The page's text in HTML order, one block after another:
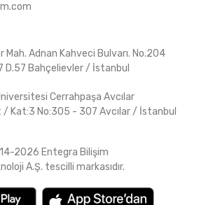
Mah. Adnan Kahveci Bulvarı. No.204
D.57 Bahçelievler / İstanbul
Cerrahpaşa Avcılar
/ Kat:3 No:305 - 307 Avcılar / İstanbul
2026 Entegra Bilişim
A.Ş. tescilli markasıdır.